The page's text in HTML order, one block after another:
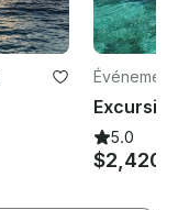
5.0
$2,420